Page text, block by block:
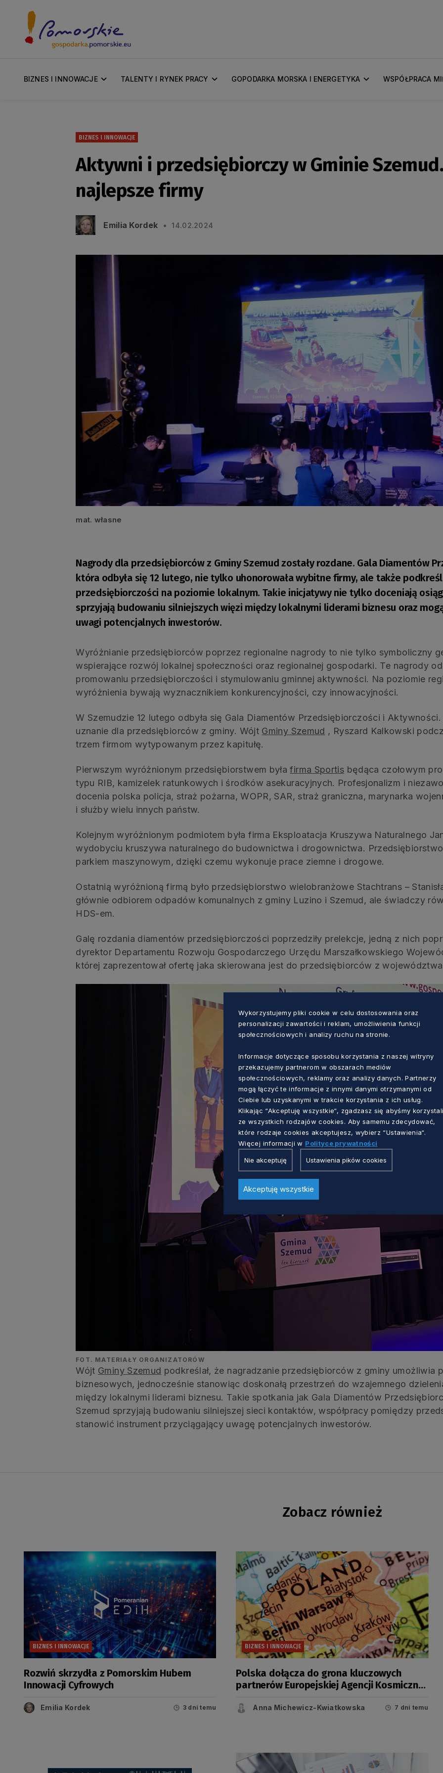
BIZNES I INNOWACJE TALENTY I RYNEK PRACY GOPODARKA MORSKA I ENERGETYKA WSPÓŁPRACA
BIZNES I INNOWACJE
Aktywni i przedsiębiorczy w Gminie
najlepsze firmy
Emilia Kordek 14.02.2024
mat. własne
Nagrody dla przedsiębiorców z Gminy Szemud zostały rozdane. Gala Diamentów
która odbyła się 12 lutego, nie tylko uhonorowała wybitne firmy, ale także
przedsiębiorczości na poziomie lokalnym. Takie inicjatywy nie tylko doceniają
sprzyjają budowaniu silniejszych więzi między lokalnymi liderami biznesu oraz
uwagi potencjalnych inwestorów.
Wyróżnianie przedsiębiorców poprzez regionalne nagrody to nie tylko symboliczny
wspierające rozwój lokalnej społeczności oraz regionalnej gospodarki. Te nagrody
promowaniu przedsiębiorczości i stymulowaniu gminnej aktywności. Na poziomie
wyróżnienia bywają wyznacznikiem konkurencyjności, czy innowacyjności.
W Szemudzie 12 lutego odbyła się Gala Diamentów Przedsiębiorczości i
uznanie dla przedsiębiorców z gminy. Wójt Gminy Szemud , Ryszard Kalkowski
trzem firmom wytypowanym przez kapitułę.
Pierwszym wyróżnionym przedsiębiorstwem byłafirma Sportis będąca czołowym
typu RIB, kamizelek ratunkowych i środków asekuracyjnych. Profesjonalizm i
docenia polska policja, straż pożarna, WOPR, SAR, straż graniczna, marynarka
i służby wielu innych państw.
Kolejnym wyróżnionym podmiotem była firma Eksploatacja Kruszywa Naturalnego
wydobyciu kruszywa naturalnego do budownictwa i drogownictwa.
parkiem maszynowym, dzięki czemu wykonuje prace ziemne i drogowe.
Ostatnią wyróżnioną firmą było przedsiębiorstwo wielobranżowe Stachtrans –
głównie odbiorem odpadów komunalnych z gminy Luzino i Szemud, ale świadczy
HDS-em.
Galę rozdania diamentów przedsiębiorczości poprzedziły prelekcje, jedną z nich
dyrektor Departamentu Rozwoju Gospodarczego Urzędu Marszałkowskiego
której zaprezentował ofertę jaka skierowana jest do przedsiębiorców z
FOT. MATERIAŁY ORGANIZATORÓW
Wójt Gminy Szemud podkreślał, że nagradzanie przedsiębiorców z gminy umożliwia
biznesowych, jednocześnie stanowiąc doskonałą przestrzeń do wzajemnego
między lokalnymi liderami biznesu. Takie spotkania jak Gala Diamentów
Szemud sprzyjają budowaniu silniejszej sieci kontaktów, współpracy pomiędzy
stanowić instrument przyciągający uwagę potencjalnych inwestorów.
Zobacz również
BIZNES I INNOWACJE
Rozwiń skrzydła z Pomorskim Hubem
Innowacji Cyfrowych
Emilia Kordek 3 dni temu
BIZNES I INNOWACJE
Polska dołącza do grona kluczowych
partnerów Europejskiej Agencji Kosmicznej
Anna Michewicz-Kwiatkowska 7 dni temu
Wykorzystujemy pliki cookie w celu dostosowania oraz
personalizacji zawartości i reklam, umożliwienia funkcji
społecznościowych i analizy ruchu na stronie.
Informacje dotyczące sposobu korzystania z naszej witryny
przekazujemy partnerom w obszarach mediów
społecznościowych, reklamy oraz analizy danych. Partnerzy
mogą łączyć te informacje z innymi danymi otrzymanymi od
Ciebie lub uzyskanymi w trakcie korzystania z ich usług.
Klikając “Akceptuję wszystkie“, zgadzasz się abyśmy
ze wszystkich rodzajów cookies. Aby samemu zdecydować,
które rodzaje cookies akceptujesz, wybierz “Ustawienia“.
Więcej informacji w Polityce prywatności
Nie akceptuję Ustawienia pików cookies
Akceptuję wszystkie